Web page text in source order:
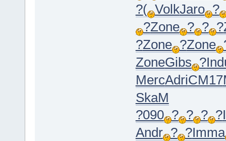
?( VolkJaro ?
?Zone ? ? ?
?Zone ?Zone
ZoneGibs ?
MercAdriCM17
SkaM
?090 ? ? ? ?
Andr ? ?Imma